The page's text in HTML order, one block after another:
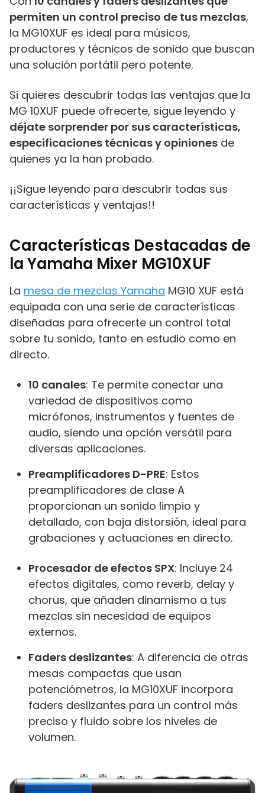
permiten un control preciso de tus mezclas,
la MG10XUF es ideal para músicos,
productores y técnicos de sonido que buscan
una solución portátil pero potente.
Si quieres descubrir todas las ventajas que la
MG 10XUF puede ofrecerte, sigue leyendo y
déjate sorprender por sus características,
especificaciones técnicas y opiniones de
quienes ya la han probado.
¡¡Sigue leyendo para descubrir todas sus
características y ventajas!!
Características Destacadas de
la Yamaha Mixer MG10XUF
La mesa de mezclas Yamaha MG10 XUF está
equipada con una serie de características
diseñadas para ofrecerte un control total
sobre tu sonido, tanto en estudio como en
directo.
10 canales: Te permite conectar una
variedad de dispositivos como
micrófonos, instrumentos y fuentes de
audio, siendo una opción versátil para
diversas aplicaciones.
Preamplificadores D-PRE: Estos
preamplificadores de clase A
proporcionan un sonido limpio y
detallado, con baja distorsión, ideal para
grabaciones y actuaciones en directo.
Procesador de efectos SPX: Incluye 24
efectos digitales, como reverb, delay y
chorus, que añaden dinamismo a tus
mezclas sin necesidad de equipos
externos.
Faders deslizantes: A diferencia de otras
mesas compactas que usan
potenciómetros, la MG10XUF incorpora
faders deslizantes para un control más
preciso y fluido sobre los niveles de
volumen.